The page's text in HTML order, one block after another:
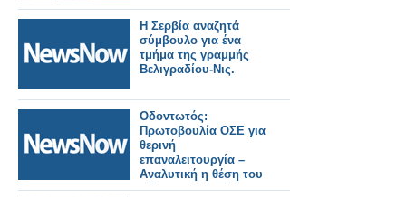
Η Σερβία αναζητά
σύμβουλο για ένα
τμήμα της γραμμής
Βελιγραδίου-Νις.
Οδοντωτός:
Πρωτοβουλία ΟΣΕ για
θερινή
επαναλειτουργία –
Αναλυτική η θέση του
Δήμου Καλαβρύτων.